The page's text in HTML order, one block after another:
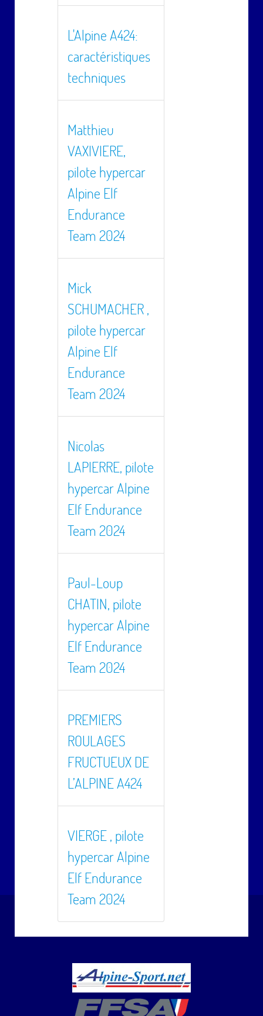
L'Alpine A424:
caractéristiques
techniques
Matthieu
VAXIVIERE,
pilote hypercar
Alpine Elf
Endurance
Team 2024
Mick
SCHUMACHER ,
pilote hypercar
Alpine Elf
Endurance
Team 2024
Nicolas
LAPIERRE, pilote
hypercar Alpine
Elf Endurance
Team 2024
Paul-Loup
CHATIN, pilote
hypercar Alpine
Elf Endurance
Team 2024
PREMIERS
ROULAGES
FRUCTUEUX DE
L’ALPINE A424
VIERGE , pilote
hypercar Alpine
Elf Endurance
Team 2024